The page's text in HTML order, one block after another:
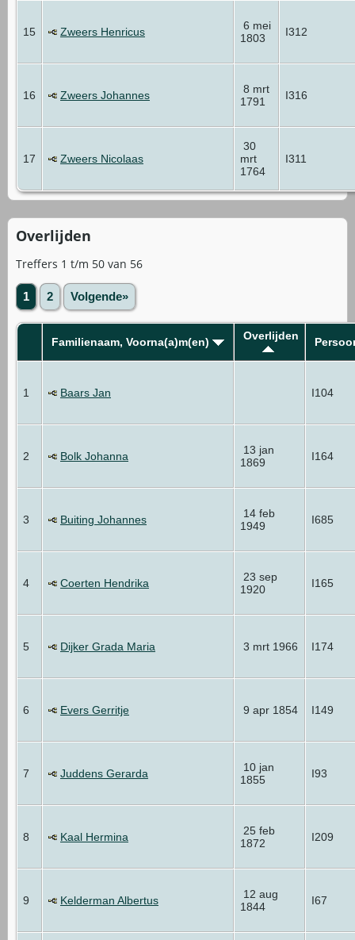
15 Zweers Henricus
6 mei
1803
I312
16 Zweers Johannes
8 mrt
1791
I316
17 Zweers Nicolaas
30
mrt
1764
I311
Overlijden
Treffers 1 t/m 50 van 56
1 2 Volgende»
Familienaam, Voorna(a)m(en) Overlijden
1 Baars Jan I104
2 Bolk Johanna
13 jan
1869
I164
3 Buiting Johannes
14 feb
1949
I685
4 Coerten Hendrika
23 sep
1920
I165
5 Dijker Grada Maria 3 mrt 1966 I174
6 Evers Gerritje 9 apr 1854 I149
7 Juddens Gerarda
10 jan
1855
I93
8 Kaal Hermina
25 feb
1872
I209
9 Kelderman Albertus
12 aug
1844
I67